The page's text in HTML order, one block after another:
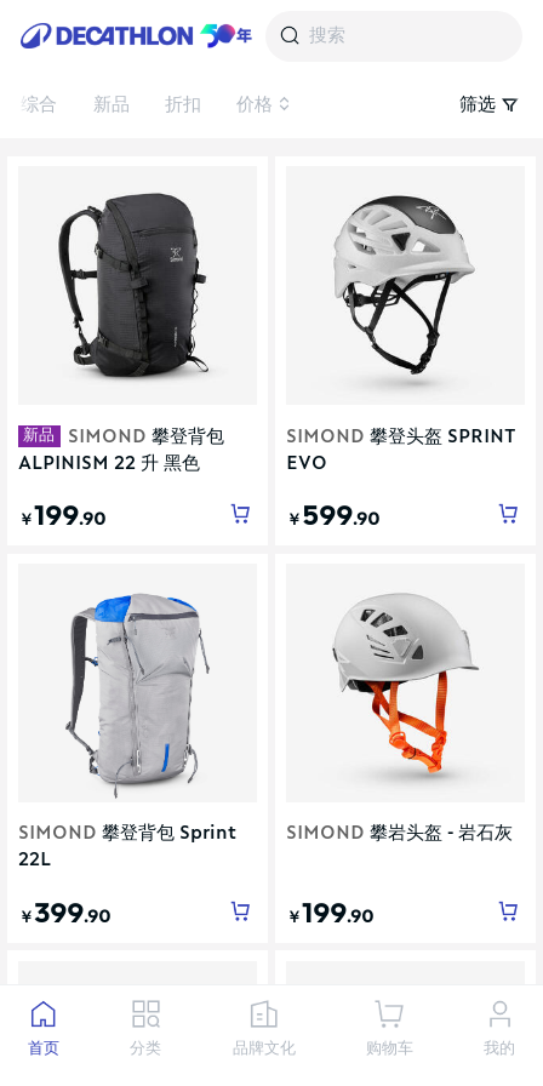
搜索
综合 新品 折扣 价格 筛选
新品 SIMOND 攀登背包
ALPINISM 22 升 黑色
￥199.90
SIMOND 攀登头盔 SPRINT
EVO
￥ 599.90
SIMOND 攀登背包 Sprint
22L
￥399.90
SIMOND 攀岩头盔 - 岩石灰
￥199.90
首页 分类 品牌文化 购物车 我的